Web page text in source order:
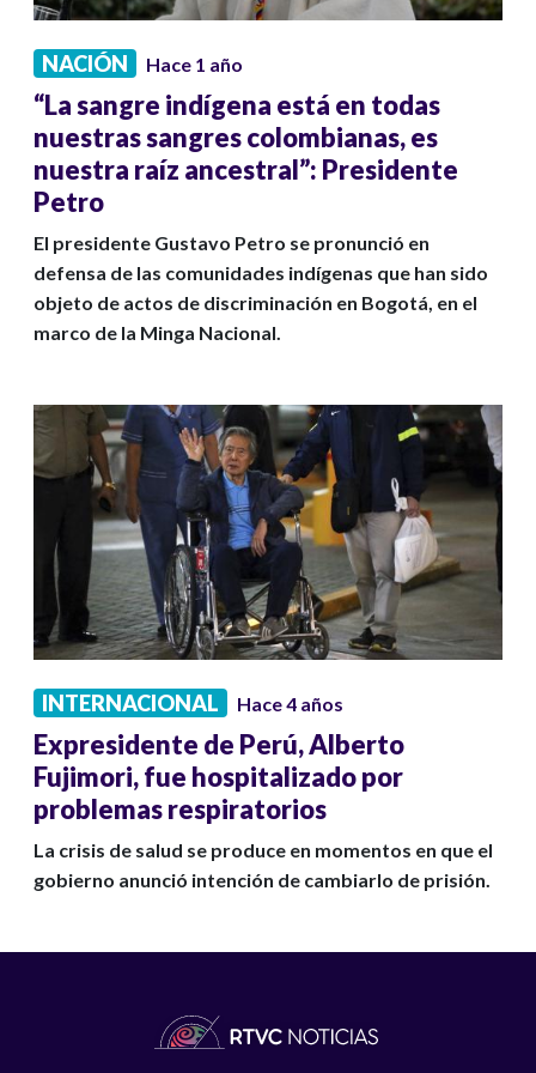
NACIÓN Hace 1 año
“La sangre indígena está en todas
nuestras sangres colombianas, es
nuestra raíz ancestral”: Presidente
Petro
El presidente Gustavo Petro se pronunció en
defensa de las comunidades indígenas que han sido
objeto de actos de discriminación en Bogotá, en el
marco de la Minga Nacional.
INTERNACIONAL Hace 4 años
Expresidente de Perú, Alberto
Fujimori, fue hospitalizado por
problemas respiratorios
La crisis de salud se produce en momentos en que el
gobierno anunció intención de cambiarlo de prisión.